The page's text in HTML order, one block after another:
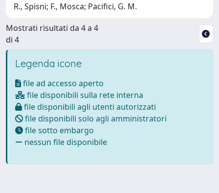
R., Spisni; F., Mosca; Pacifici, G. M.
Mostrati risultati da 4 a 4
di 4
Legenda icone
file ad accesso aperto
file disponibili sulla rete interna
file disponibili agli utenti autorizzati
file disponibili solo agli amministratori
file sotto embargo
nessun file disponibile